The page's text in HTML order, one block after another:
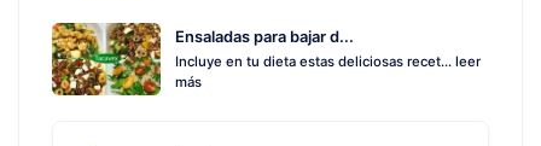
Ensaladas para bajar d...
Incluye en tu dieta estas deliciosas recet... leer
más